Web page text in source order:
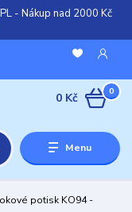
- Nákup nad 2000 Kč
Menu
0
0 Kč
potisk KO94 -